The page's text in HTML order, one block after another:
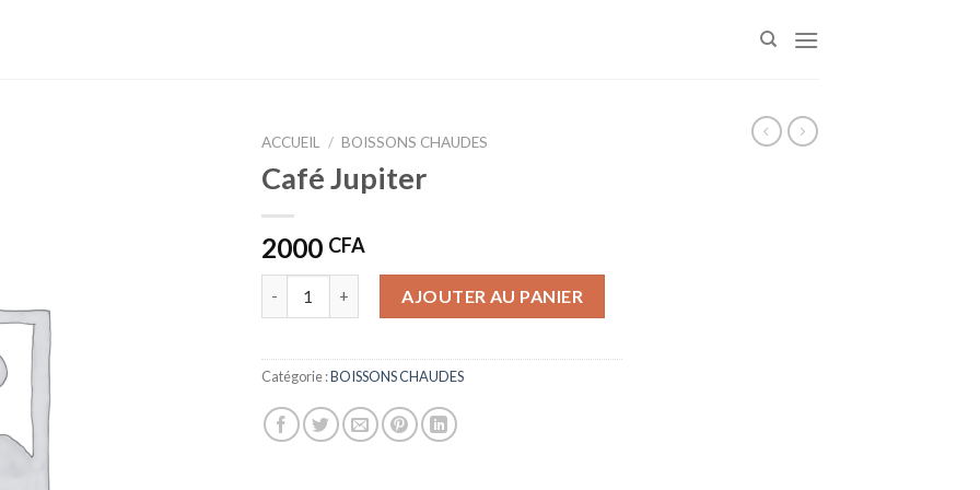
ACCUEIL / BOISSONS CHAUDES
Café Jupiter
2000 CFA
AJOUTER AU PANIER
Catégorie :BOISSONS CHAUDES